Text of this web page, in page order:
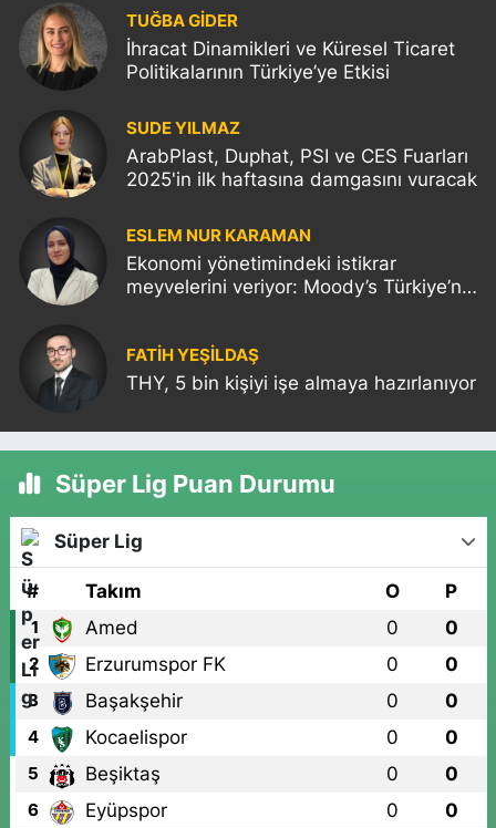
TUĞBA GİDER
İhracat Dinamikleri ve Küresel Ticaret
Politikalarının Türkiye’ye Etkisi
SUDE YILMAZ
ArabPlast, Duphat, PSI ve CES Fuarları
2025'in ilk haftasına damgasını vuracak
ESLEM NUR KARAMAN
Ekonomi yönetimindeki istikrar
meyvelerini veriyor: Moody’s Türkiye’nin
FATIH YEŞİLDAŞ
THY, 5 bin kişiyi işe almaya hazırlanıyor
Süper Lig Puan Durumu
Süper Lig
# Takım O P
1 Amed 0 0
2 Erzurumspor FK 0 0
3 Başakşehir 0 0
4 Kocaelispor 0 0
5 Beşiktaş 0 0
6 Eyüpspor 0 0